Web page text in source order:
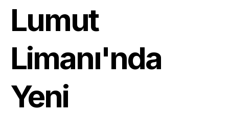
Lumut
Limanı'nda
Yeni